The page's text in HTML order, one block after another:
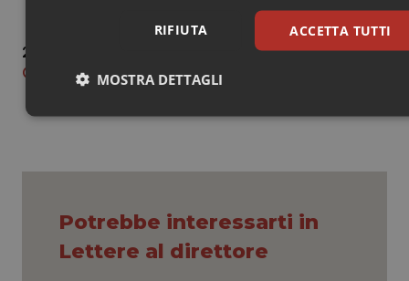
20 Gennaio 2025
© Riproduzione riservata
Potrebbe interessarti in
Lettere al direttore
ACCETTA TUTTI
RIFIUTA
MOSTRA DETTAGLI
Necessari Statistici Marketing
Necessari Statistici